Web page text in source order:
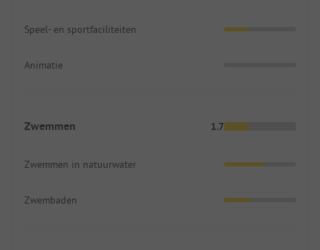
Speel- en sportfaciliteiten
Animatie
Zwemmen 1.7
Zwemmen in natuurwater
Zwembaden